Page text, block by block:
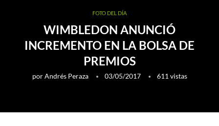
FOTO DEL DÍA
WIMBLEDON ANUNCIÓ
INCREMENTO EN LA BOLSA DE
PREMIOS
porAndrés Peraza 03/05/2017 611 vistas